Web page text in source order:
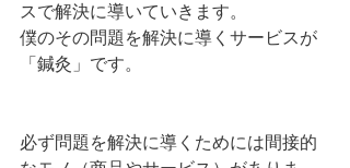
スで解決に導いていきます。
僕のその問題を解決に導くサービスが
「鍼灸」です。
必ず問題を解決に導くためには間接的